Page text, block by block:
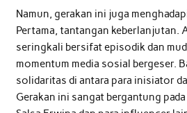
Namun, gerakan ini juga
Pertama, tantangan keberlanjutan.
seringkali bersifat episodik dan
momentum media sosial bergeser.
solidaritas di antara para inisiator
Gerakan ini sangat bergantung